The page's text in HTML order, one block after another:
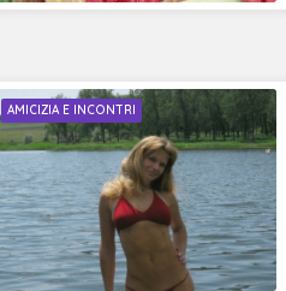
AMICIZIA E INCONTRI